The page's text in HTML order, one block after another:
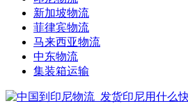
新加坡物流
菲律宾物流
马来西亚物流
中东物流
集装箱运输